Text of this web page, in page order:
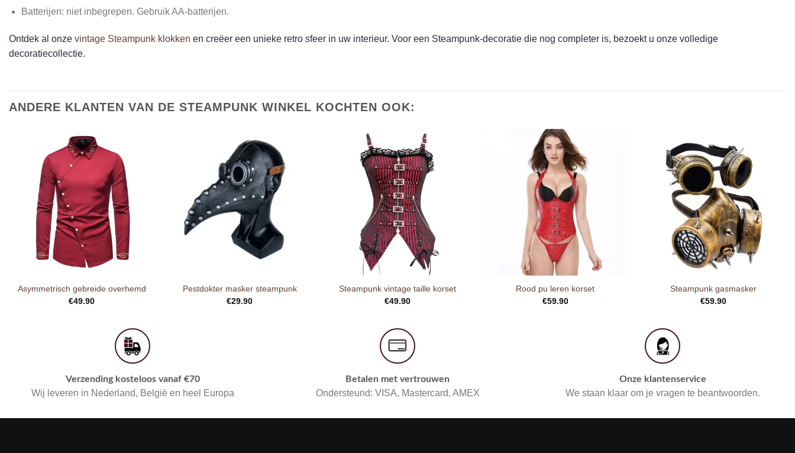
Batterijen: niet inbegrepen. Gebruik AA-batterijen.
Ontdek al onze vintage Steampunk klokken en creëer een unieke retro sfeer in uw interieur. Voor een Steampunk-decoratie die nog completer is, bezoekt u onze volledige
decoratiecollectie.
ANDERE KLANTEN VAN DE STEAMPUNK WINKEL KOCHTEN OOK:
Asymmetrisch gebreide overhemd
€49.90
Pestdokter masker steampunk
€29.90
Steampunk vintage taille korset
€49.90
Rood pu leren korset
€59.90
Steampunk gasmasker
€59.90
Verzending kosteloos vanaf €70
Wij leveren in Nederland, België en heel Europa
Betalen met vertrouwen
Ondersteund: VISA, Mastercard, AMEX
Onze klantenservice
We staan klaar om je vragen te beantwoorden.